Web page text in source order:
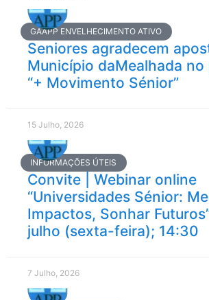
GAAPP ENVELHECIMENTO ATIVO
Seniores agradecem
Município daMealhada no
“+ Movimento Sénior”
15 Julho, 2026
INFORMAÇÕES ÚTEIS
Convite | Webinar online
“Universidades Sénior:
Impactos, Sonhar
julho (sexta-feira); 14:30
7 Julho, 2026